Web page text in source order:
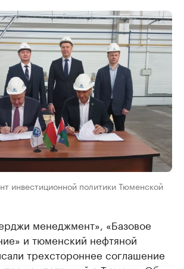
инвестиционной политики Тюменской
менеджмент», «Базовое
и тюменский нефтяной
трехстороннее соглашение